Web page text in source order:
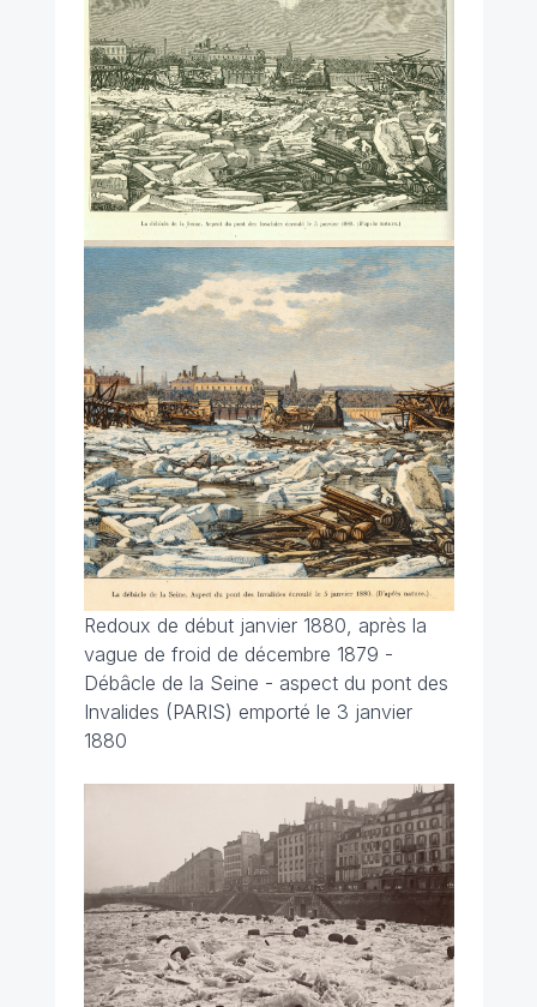
Redoux de début janvier 1880, après la
vague de froid de décembre 1879 -
Débâcle de la Seine - aspect du pont des
Invalides (PARIS) emporté le 3 janvier
1880